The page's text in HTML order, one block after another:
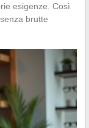
esigenze. Così
brutte